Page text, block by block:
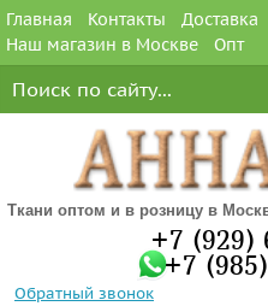
Главная Контакты Доставка
Наш магазин в Москве
Опт
Ткани оптом и в розницу в
+7 (929)
+7
Обратный звонок